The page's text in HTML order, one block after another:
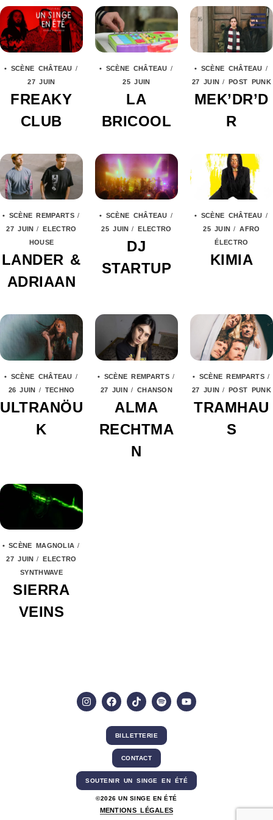
• SCÈNE CHÂTEAU /
27 JUIN
FREAKY
CLUB
• SCÈNE CHÂTEAU /
25 JUIN
LA
BRICOOL
• SCÈNE CHÂTEAU /
27 JUIN /POST PUNK
MEK’DR’D
R
• SCÈNE REMPARTS/
27 JUIN /ELECTRO
HOUSE
LANDER &
ADRIAAN
• SCÈNE CHÂTEAU /
25 JUIN /ELECTRO
DJ
STARTUP
• SCÈNE CHÂTEAU /
25 JUIN /AFRO
ÉLECTRO
KIMIA
• SCÈNE CHÂTEAU /
26 JUIN / TECHNO
ULTRANÖU
K
• SCÈNE REMPARTS/
27 JUIN/ CHANSON
ALMA
RECHTMA
N
• SCÈNE REMPARTS/
27 JUIN /POST PUNK
TRAMHAU
S
• SCÈNE MAGNOLIA /
27 JUIN /ELECTRO
SYNTHWAVE
SIERRA
VEINS
BILLETTERIE
CONTACT
SOUTENIR UN SINGE EN ÉTÉ
©2026 UN SINGE EN ÉTÉ
MENTIONS LÉGALES